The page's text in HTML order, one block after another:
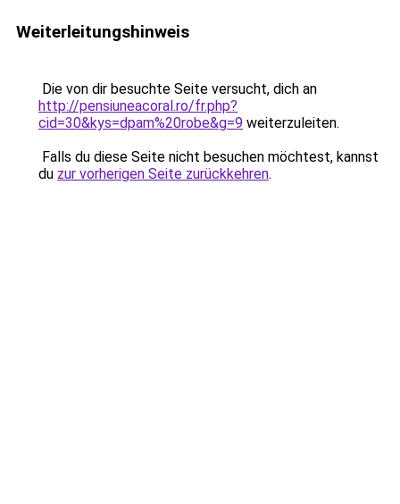
Weiterleitungshinweis
Die von dir besuchte Seite versucht, dich an
http://pensiuneacoral.ro/fr.php?
cid=30&kys=dpam%20robe&g=9 weiterzuleiten.
Falls du diese Seite nicht besuchen möchtest, kannst
du zur vorherigen Seite zurückkehren.